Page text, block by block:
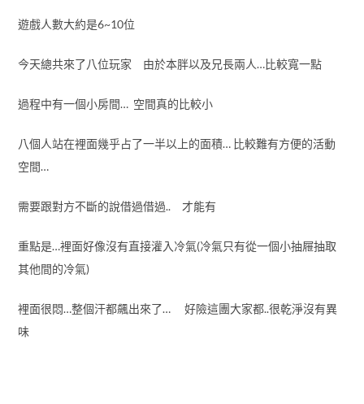
遊戲人數大約是6~10位
今天總共來了八位玩家 由於本胖以及兄長兩人…比較寬一點
過程中有一個小房間… 空間真的比較小
八個人站在裡面幾乎占了一半以上的面積… 比較難有方便的活動
空間…
需要跟對方不斷的說借過借過.. 才能有
重點是…裡面好像沒有直接灌入冷氣(冷氣只有從一個小抽屜抽取
其他間的冷氣)
裡面很悶…整個汗都飆出來了… 好險這團大家都..很乾淨沒有異
味